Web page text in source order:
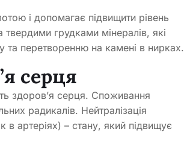
і допомагає підвищити рівень
твердими грудками мінералів, які
та перетворенню на камені в нирках.
серця
здоров’я серця. Споживання
радикалів. Нейтралізація
в артеріях) – стану, який підвищує